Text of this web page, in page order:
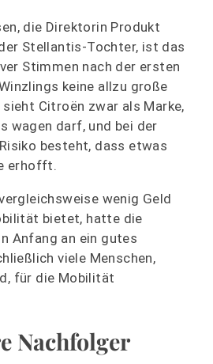
die Direktorin Produkt
Stellantis-Tochter, ist das
Stimmen nach der ersten
keine allzu große
sieht Citroën zwar als Marke,
wagen darf, und bei der
besteht, dass etwas
erhofft.
wenig Geld
bietet, hatte die
Anfang an ein gutes
viele Menschen,
für die Mobilität
Nachfolger